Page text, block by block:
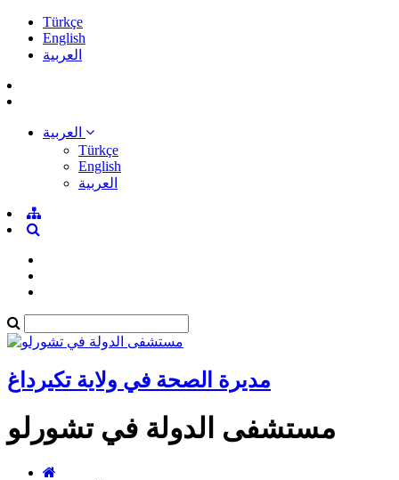
Türkçe
English
العربية
Türkçe
English
العربية
مديرة الصحة في ولاية تكيرداغ
مستشفى الدولة في تشورلو